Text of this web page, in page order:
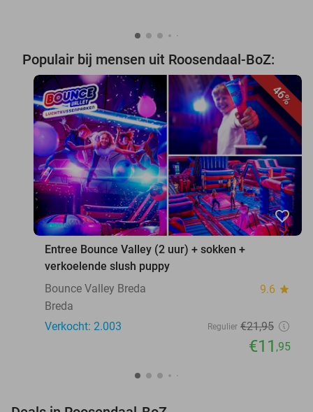
Populair bij mensen uit Roosendaal-BoZ:
46%
favorite_border
Entree Bounce Valley (2 uur) + sokken +
verkoelende slush puppy
Bounce Valley Breda
9.6 star
Breda
Verkocht: 2.003
Regulier €21,95
€11 ,95